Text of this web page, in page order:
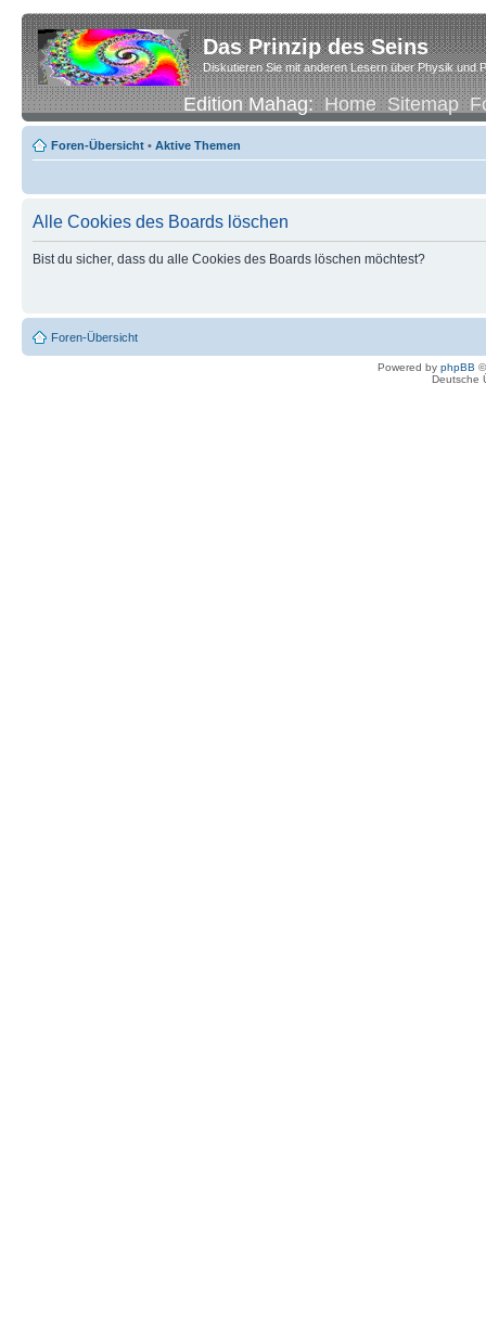
Das Prinzip des Seins
Diskutieren Sie mit anderen Lesern über Physik und
Edition Mahag:Home Sitemap
Foren-Übersicht • Aktive Themen
Alle Cookies des Boards löschen
Bist du sicher, dass du alle Cookies des Boards löschen möchtest?
Foren-Übersicht
Powered by phpBB
Deutsche